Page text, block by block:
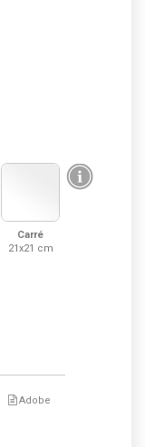
Carré
21x21 cm
Adobe